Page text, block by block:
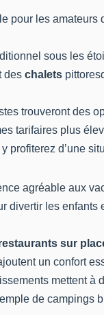
pour les amateurs
sous les
des chalets
trouveront des
tarifaires plus
y profiterez d’une
agréable aux
les
sur
un confort
mettent
de campings